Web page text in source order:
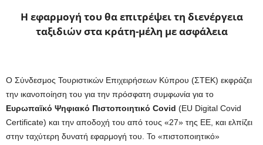
Η εφαρμογή του θα επιτρέψει τη διενέργεια
ταξιδιών στα κράτη-μέλη με ασφάλεια
Ο Σύνδεσμος Τουριστικών Επιχειρήσεων Κύπρου (ΣΤΕΚ) εκφράζει
την ικανοποίηση του για την πρόσφατη συμφωνία για το
Ευρωπαϊκό Ψηφιακό Πιστοποιητικό Covid (EU Digital Covid
Certificate) και την αποδοχή του από τους «27» της ΕΕ, και ελπίζει
στην ταχύτερη δυνατή εφαρμογή του. Το «πιστοποιητικό»